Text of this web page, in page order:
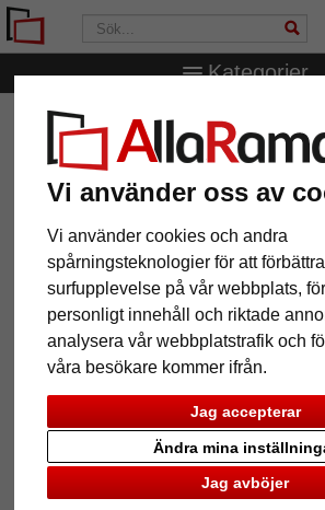
Vi använder oss av
Vi använder cookies och andra
spårningsteknologier för att
surfupplevelse på vår webbplats,
personligt innehåll och riktade
analysera vår webbplatstrafik och
våra besökare kommer ifrån.
Jag accepterar
Jag avböjer
Ändra mina
Kategorier
AllaRamar.se Övriga produkter
tavelvägg för 10 bilder
Paul tavelvägg för 10
Tillbaka